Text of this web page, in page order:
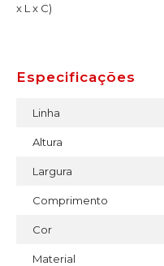
x L x C)
Especificações
Linha
Altura
Largura
Comprimento
Cor
Material